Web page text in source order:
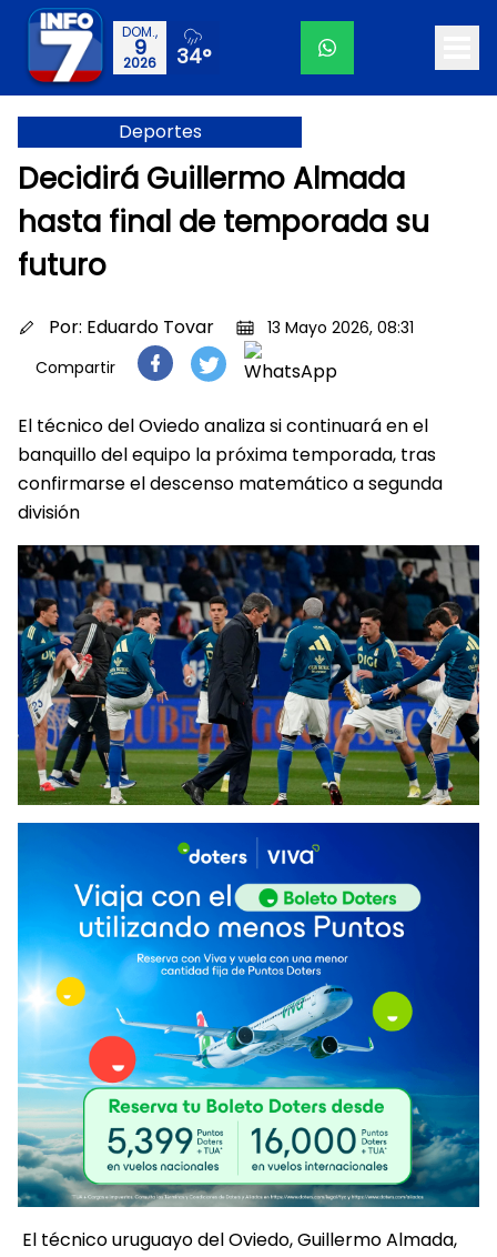
DOM.,
9
2026 34°
Deportes
Decidirá Guillermo Almada
hasta final de temporada su
futuro
Por: Eduardo Tovar
13 Mayo 2026, 08:31
Compartir
El técnico del Oviedo analiza si continuará en el
banquillo del equipo la próxima temporada, tras
confirmarse el descenso matemático a segunda
división
El técnico uruguayo del Oviedo, Guillermo Almada,